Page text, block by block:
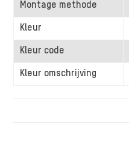
Montage methode
Kleur
Kleur code
Kleur omschrijving